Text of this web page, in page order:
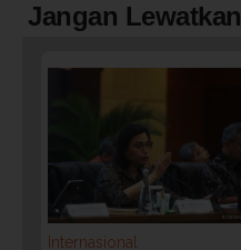
Jangan Lewatkan
Internasional